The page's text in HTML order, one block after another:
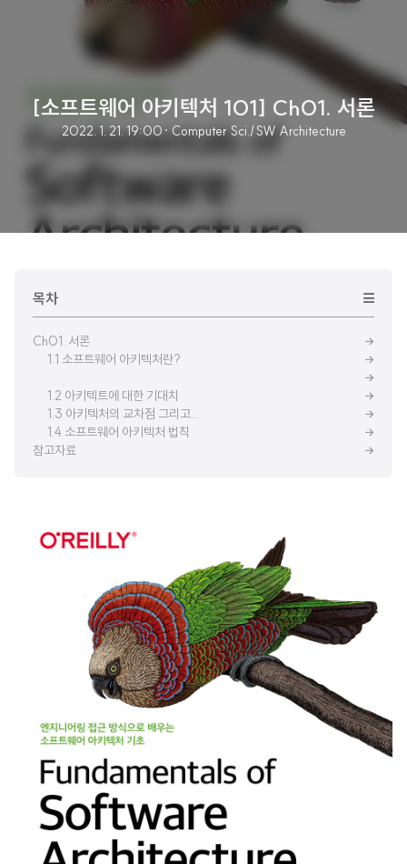
[소프트웨어 아키텍처 101] Ch01. 서론
2022. 1. 21. 19:00· Computer Sci./SW Architecture
목차
Ch01. 서론
1.1 소프트웨어 아키텍처란?
1.2 아키텍트에 대한 기대치
1.3 아키텍처의 교차점 그리고...
1.4 소프트웨어 아키텍처 법칙
참고자료